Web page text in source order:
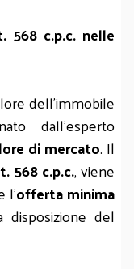
568 c.p.c. nelle
dell’immobile
dall’esperto
di mercato. Il
568 c.p.c., viene
offerta minima
disposizione del